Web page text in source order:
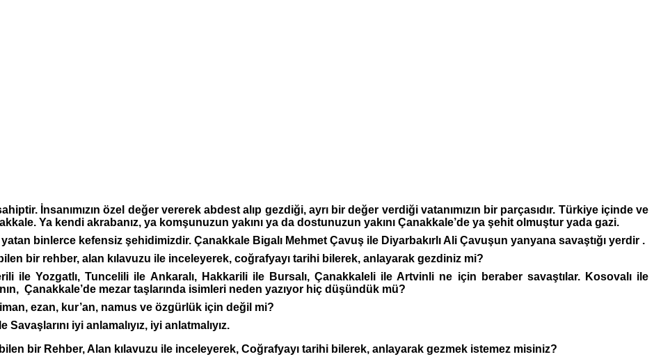
İnsanımızın özel değer vererek abdest alıp gezdiği, ayrı bir değer verdiği vatanımızın bir parçasıdır. Türkiye içinde ve
Ya kendi akrabanız, ya komşunuzun yakını ya da dostunuzun yakını Çanakkale’de ya şehit olmuştur yada gazi.
binlerce kefensiz şehidimizdir. Çanakkale Bigalı Mehmet Çavuş ile Diyarbakırlı Ali Çavuşun yanyana savaştığı yerdir .
bir rehber, alan kılavuzu ile inceleyerek, coğrafyayı tarihi bilerek, anlayarak gezdiniz mi?
ile Yozgatlı, Tuncelili ile Ankaralı, Hakkarili ile Bursalı, Çanakkaleli ile Artvinli ne için beraber savaştılar. Kosovalı ile
Çanakkale’de mezar taşlarında isimleri neden yazıyor hiç düşündük mü?
ezan, kur’an, namus ve özgürlük için değil mi?
iyi anlamalıyız, iyi anlatmalıyız.
bir Rehber, Alan kılavuzu ile inceleyerek, Coğrafyayı tarihi bilerek, anlayarak gezmek istemez misiniz?